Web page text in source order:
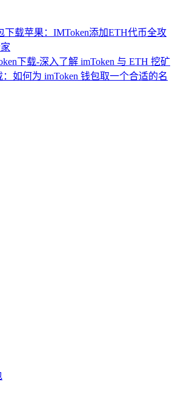
下载苹果：IMToken添加ETH代币全攻
下载-深入了解 imToken 与 ETH 挖矿
如何为 imToken 钱包取一个合适的名